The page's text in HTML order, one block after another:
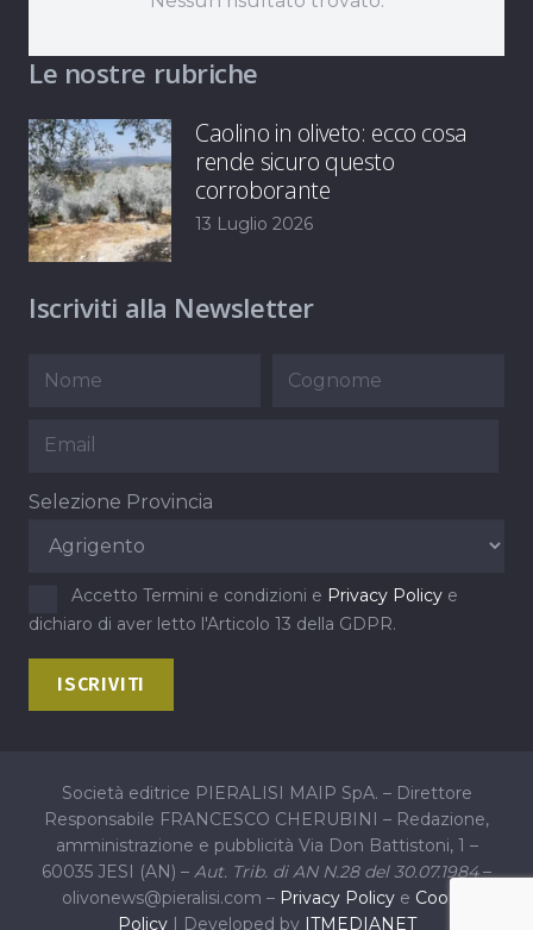
Le nostre rubriche
Caolino in oliveto: ecco cosa
rende sicuro questo
corroborante
13 Luglio 2026
Iscriviti alla Newsletter
Selezione Provincia
Accetto Termini e condizioni e Privacy Policy e
dichiaro di aver letto l'Articolo 13 della GDPR.
Società editrice PIERALISI MAIP SpA. – Direttore
Responsabile FRANCESCO CHERUBINI – Redazione,
amministrazione e pubblicità Via Don Battistoni, 1 –
60035 JESI (AN) – Aut. Trib. di AN N.28 del 30.07.1984–
olivonews@pieralisi.com – Privacy Policye Cookie
Policy| Developed by ITMEDIANET